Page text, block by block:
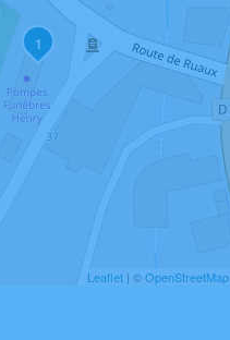
1
Leaflet | ©OpenStreetMap